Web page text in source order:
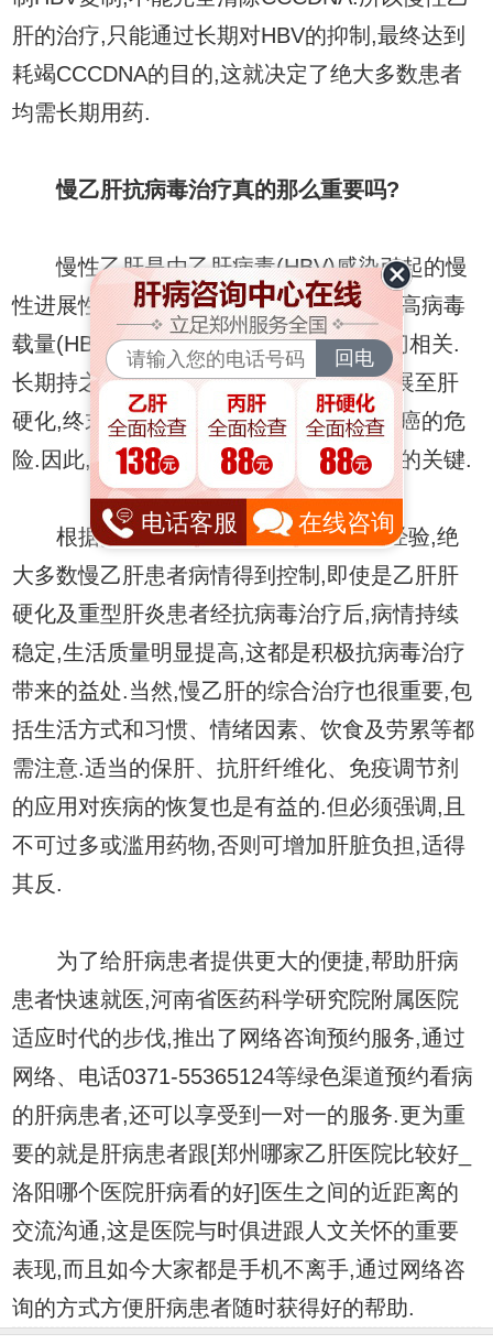
肝的治疗,只能通过长期对HBV的抑制,最终达到
耗竭CCCDNA的目的,这就决定了绝大多数患者
均需长期用药.
慢乙肝抗病毒治疗真的那么重要吗?
慢性乙肝是由乙肝病毒(HBV)感染引起的慢
性进展性疾病.对HBV感染史的研究量少,高病毒
载量(HBV-DNA持续升高)与疾病进展密切相关.
长期持之地抑制病毒复制,可延缓疾病进展至肝
硬化,终末期肝病后进程,大大降低肝细胞癌的危
险.因此,抗病毒治疗就成了慢性乙肝治疗的关键.
根据多年的临床经验抗病毒治疗的经验,绝
大多数慢乙肝患者病情得到控制,即使是乙肝肝
硬化及重型肝炎患者经抗病毒治疗后,病情持续
稳定,生活质量明显提高,这都是积极抗病毒治疗
带来的益处.当然,慢乙肝的综合治疗也很重要,包
括生活方式和习惯、情绪因素、饮食及劳累等都
需注意.适当的保肝、抗肝纤维化、免疫调节剂
的应用对疾病的恢复也是有益的.但必须强调,且
不可过多或滥用药物,否则可增加肝脏负担,适得
其反.
为了给肝病患者提供更大的便捷,帮助肝病
患者快速就医,河南省医药科学研究院附属医院
适应时代的步伐,推出了网络咨询预约服务,通过
网络、电话0371-55365124等绿色渠道预约看病
的肝病患者,还可以享受到一对一的服务.更为重
要的就是肝病患者跟[郑州哪家乙肝医院比较好_
洛阳哪个医院肝病看的好]医生之间的近距离的
交流沟通,这是医院与时俱进跟人文关怀的重要
表现,而且如今大家都是手机不离手,通过网络咨
询的方式方便肝病患者随时获得好的帮助.
电话客服 在线咨询